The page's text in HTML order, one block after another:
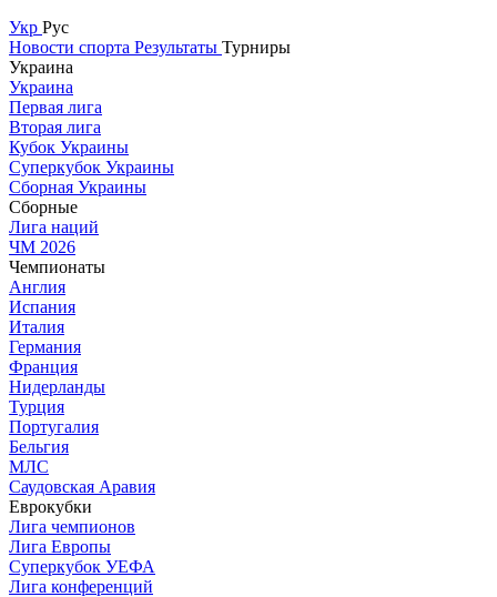
Укр Рус
Новости спорта Результаты Турниры
Украина
Украина
Первая лига
Вторая лига
Кубок Украины
Суперкубок Украины
Сборная Украины
Сборные
Лига наций
ЧМ 2026
Чемпионаты
Англия
Испания
Италия
Германия
Франция
Нидерланды
Турция
Португалия
Бельгия
МЛС
Саудовская Аравия
Еврокубки
Лига чемпионов
Лига Европы
Суперкубок УЕФА
Лига конференций